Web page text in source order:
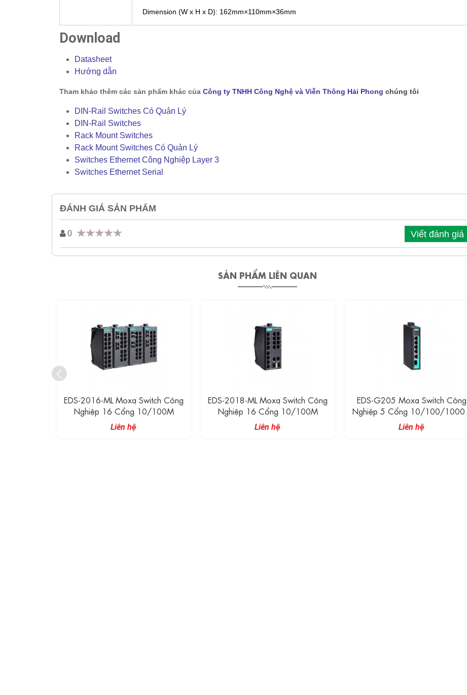
Dimension (W x H x D): 162mm×110mm×36mm
Download
Datasheet
Hướng dẫn
Tham khảo thêm các sản phẩm khác của Công ty TNHH Công Nghệ và Viễn Thông Hải Phong chúng tôi
DIN-Rail Switches Có Quản Lý
DIN-Rail Switches
Rack Mount Switches
Rack Mount Switches Có Quản Lý
Switches Ethernet Công Nghiệp Layer 3
Switches Ethernet Serial
ĐÁNH GIÁ SẢN PHẨM
0 Viết đánh giá
SẢN PHẨM LIÊN QUAN
EDS-2016-ML Moxa Switch Công
Nghiệp 16 Cổng 10/100M
Liên hệ
EDS-2018-ML Moxa Switch Công
Nghiệp 16 Cổng 10/100M
Liên hệ
EDS-G205 Moxa Switch Công
Nghiệp 5 Cổng 10/100/1000M
+ 1 Cổng SFP
Liên hệ